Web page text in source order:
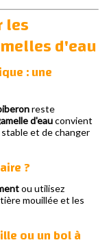
les
d'eau
: une
reste
d'eauconvient
et de changer
?
ou utilisez
mouillée et les
ou un bol à